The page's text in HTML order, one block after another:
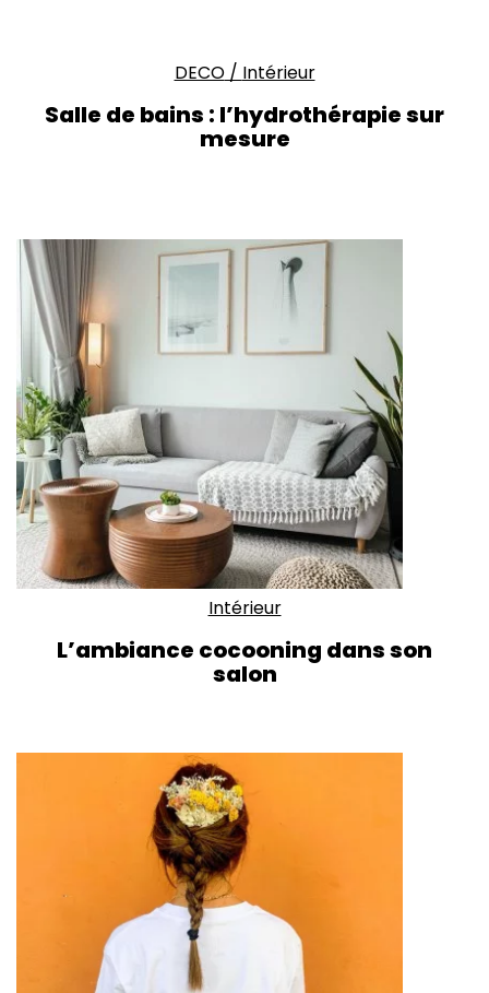
DECO/ Intérieur
Salle de bains : l’hydrothérapie sur
mesure
Intérieur
L’ambiance cocooning dans son
salon